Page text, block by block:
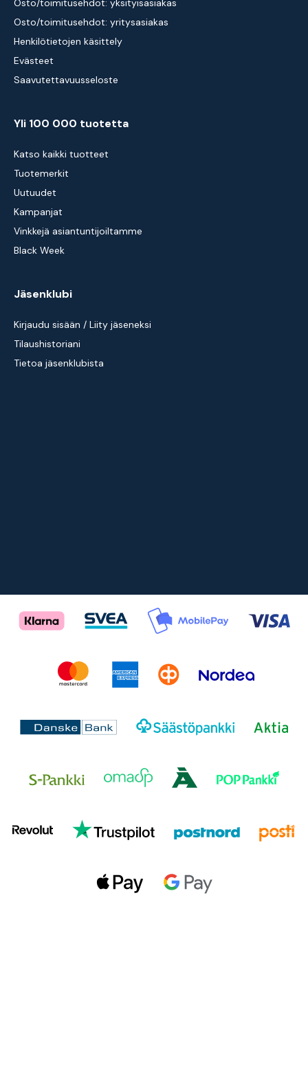
Osto/toimitusehdot: yksityisasiakas
Osto/toimitusehdot: yritysasiakas
Henkilötietojen käsittely
Evästeet
Saavutettavuusseloste
Yli 100 000 tuotetta
Katso kaikki tuotteet
Tuotemerkit
Uutuudet
Kampanjat
Vinkkejä asiantuntijoiltamme
Black Week
Jäsenklubi
Kirjaudu sisään / Liity jäseneksi
Tilaushistoriani
Tietoa jäsenklubista